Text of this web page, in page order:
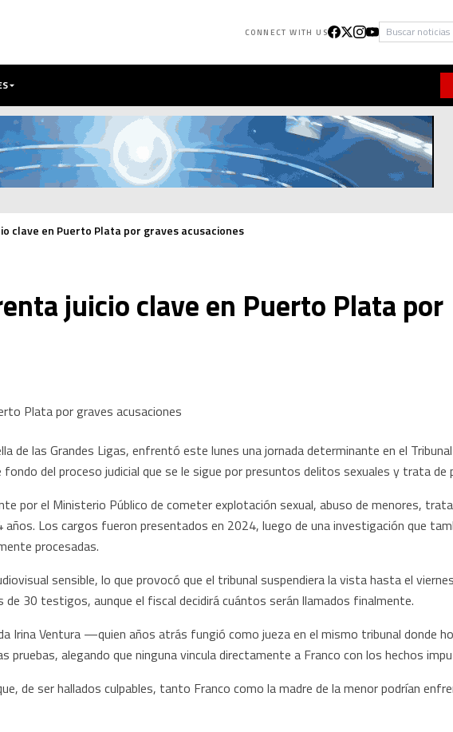
CONNECT WITH US Buscar
clave en Puerto Plata por graves acusaciones
juicio clave en Puerto Plata por
de las Grandes Ligas, enfrentó este lunes una jornada determinante en el
del proceso judicial que se le sigue por presuntos delitos sexuales y trata de
por el Ministerio Público de cometer explotación sexual, abuso de menores,
Los cargos fueron presentados en 2024, luego de una investigación que
procesadas.
sensible, lo que provocó que el tribunal suspendiera la vista hasta el
de 30 testigos, aunque el fiscal decidirá cuántos serán llamados finalmente.
Irina Ventura —quien años atrás fungió como jueza en el mismo tribunal donde
alegando que ninguna vincula directamente a Franco con los hechos
de ser hallados culpables, tanto Franco como la madre de la menor podrían